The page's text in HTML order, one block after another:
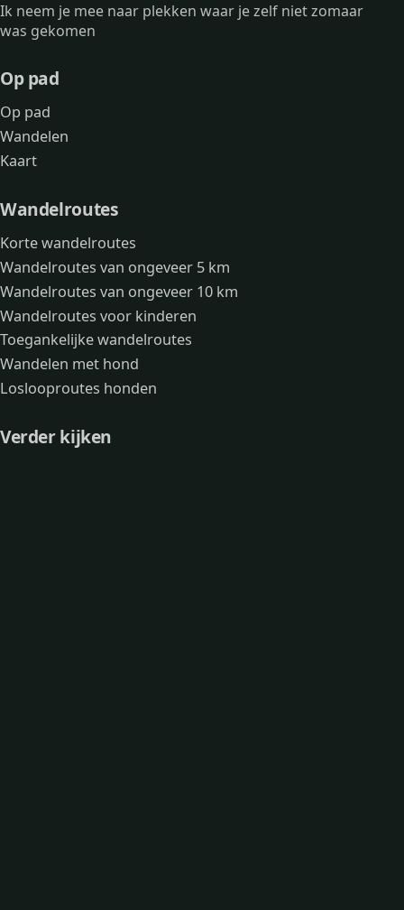
Ik neem je mee naar plekken waar je zelf niet zomaar
was gekomen
Op pad
Op pad
Wandelen
Kaart
Wandelroutes
Korte wandelroutes
Wandelroutes van ongeveer 5 km
Wandelroutes van ongeveer 10 km
Wandelroutes voor kinderen
Toegankelijke wandelroutes
Wandelen met hond
Loslooproutes honden
Verder kijken